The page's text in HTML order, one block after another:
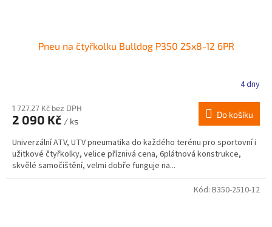
Pneu na čtyřkolku Bulldog P350 25x8-12 6PR
4 dny
1 727,27 Kč bez DPH
2 090 Kč / ks
Do košíku
Univerzální ATV, UTV pneumatika do každého terénu pro sportovní i
užitkové čtyřkolky, velice příznivá cena, 6plátnová konstrukce,
skvělé samočištění, velmi dobře funguje na...
Kód: B350-2510-12